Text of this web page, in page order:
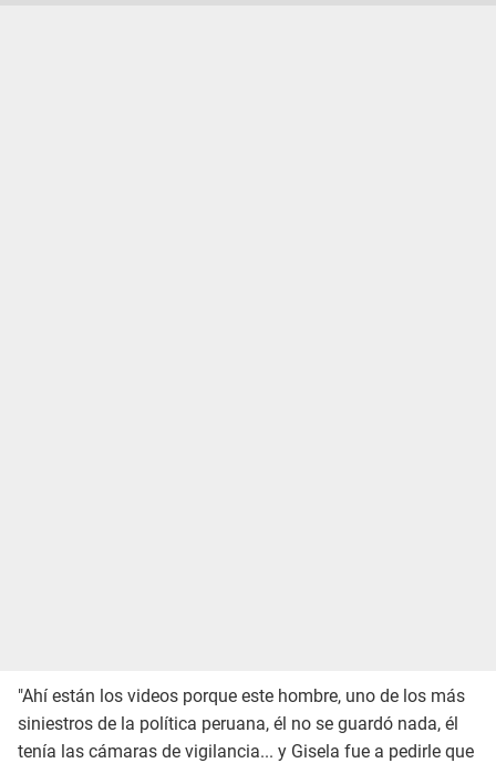
"Ahí están los videos porque este hombre, uno de los más
siniestros de la política peruana, él no se guardó nada, él
tenía las cámaras de vigilancia... y Gisela fue a pedirle que